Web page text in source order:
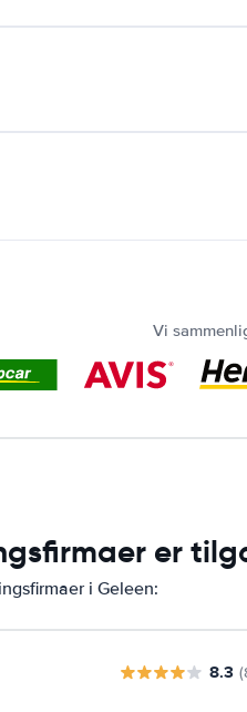
Vi
er
i Geleen:
8.3